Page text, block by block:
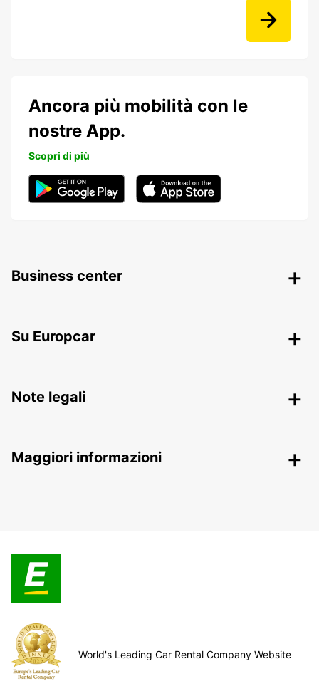
Ancora più mobilità con le
nostre App.
Scopri di più
Business center
Su Europcar
Note legali
Maggiori informazioni
World's Leading Car Rental Company Website